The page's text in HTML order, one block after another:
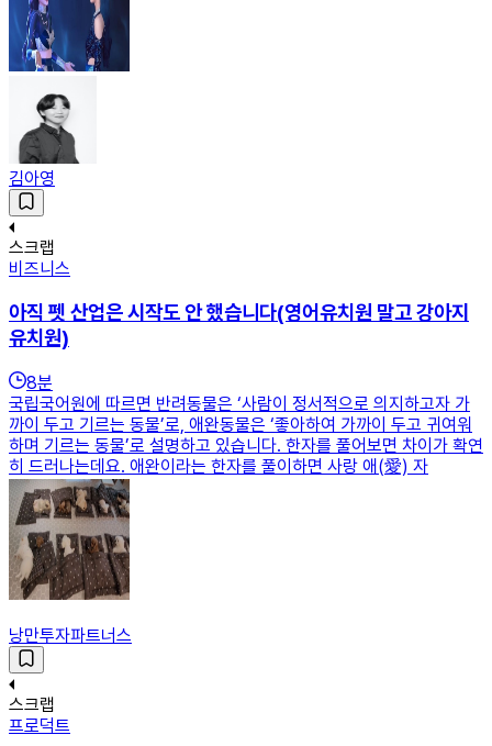
김아영
스크랩
비즈니스
아직 펫 산업은 시작도 안 했습니다(영어유치원 말고 강아지
유치원)
8분
국립국어원에 따르면 반려동물은 ‘사람이 정서적으로 의지하고자 가
까이 두고 기르는 동물’로, 애완동물은 ‘좋아하여 가까이 두고 귀여워
하며 기르는 동물’로 설명하고 있습니다. 한자를 풀어보면 차이가 확연
히 드러나는데요. 애완이라는 한자를 풀이하면 사랑 애(愛) 자
낭만투자파트너스
스크랩
프로덕트